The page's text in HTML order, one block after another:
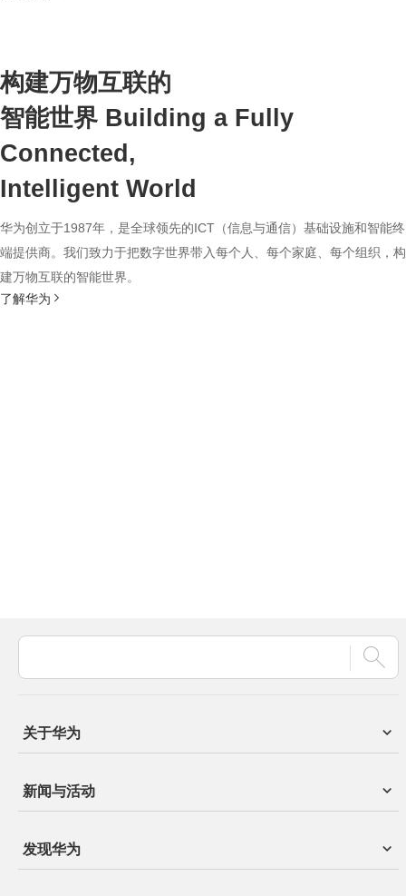
构建万物互联的
智能世界 Building a Fully
Connected,
Intelligent World
华为创立于1987年，是全球领先的ICT（信息与通信）基础设施和智能终
端提供商。我们致力于把数字世界带入每个人、每个家庭、每个组织，构
建万物互联的智能世界。
了解华为
关于华为
新闻与活动
发现华为